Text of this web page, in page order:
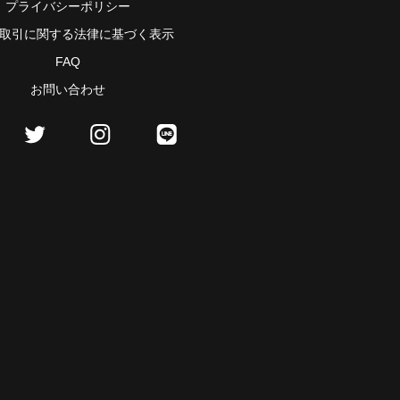
プライバシーポリシー
引に関する法律に基づく表示
FAQ
お問い合わせ